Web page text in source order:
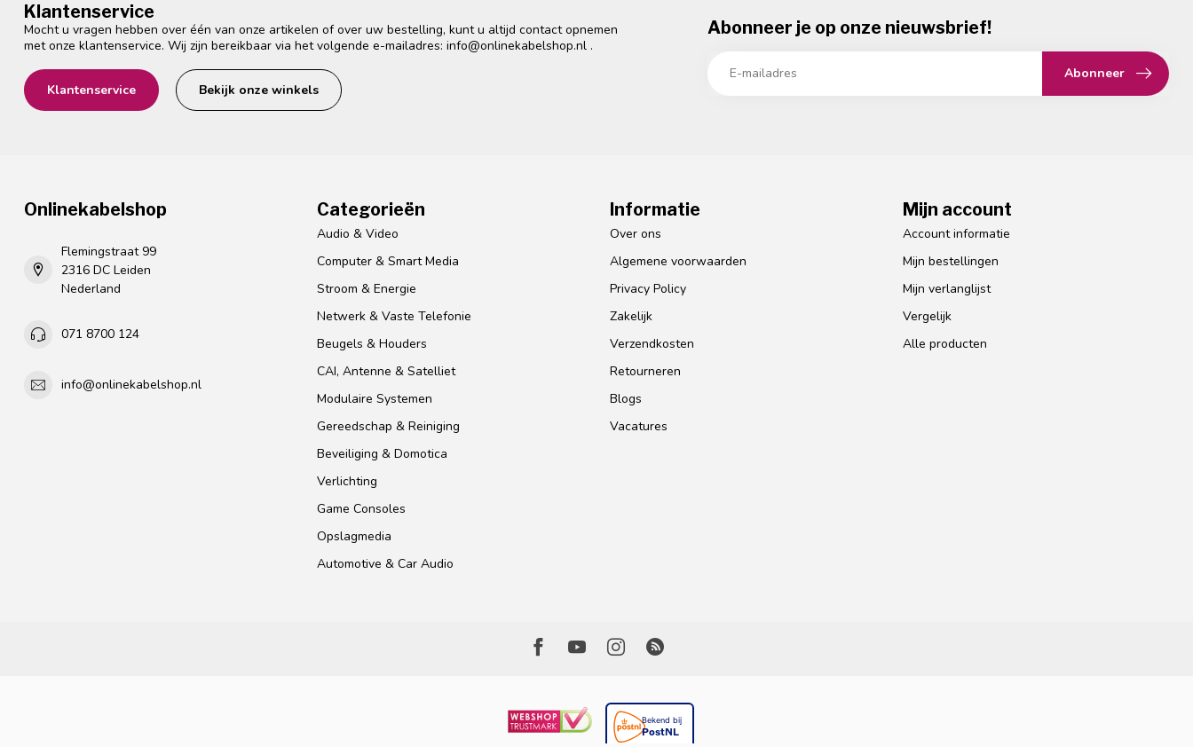
Klantenservice
Mocht u vragen hebben over één van onze artikelen of over uw bestelling, kunt u altijd contact opnemen
met onze klantenservice. Wij zijn bereikbaar via het volgende e-mailadres: info@onlinekabelshop.nl .
Klantenservice Bekijk onze winkels
Abonneer je op onze nieuwsbrief!
Abonneer
Onlinekabelshop
Flemingstraat 99
2316 DC Leiden
Nederland
071 8700 124
info@onlinekabelshop.nl
Categorieën
Audio & Video
Computer & Smart Media
Stroom & Energie
Netwerk & Vaste Telefonie
Beugels & Houders
CAI, Antenne & Satelliet
Modulaire Systemen
Gereedschap & Reiniging
Beveiliging & Domotica
Verlichting
Game Consoles
Opslagmedia
Automotive & Car Audio
Informatie
Over ons
Algemene voorwaarden
Privacy Policy
Zakelijk
Verzendkosten
Retourneren
Blogs
Vacatures
Mijn account
Account informatie
Mijn bestellingen
Mijn verlanglijst
Vergelijk
Alle producten